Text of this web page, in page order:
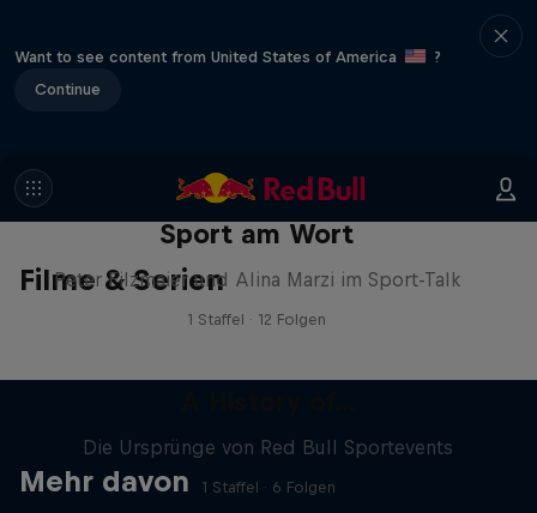
Want to see content from United States of America
?
Continue
Filme & Serien
Sport am Wort
Peter Filzmaier und Alina Marzi im Sport-Talk
1 Staffel · 12 Folgen
Mehr davon
Die Ursprünge von Red Bull Sportevents
1 Staffel · 6 Folgen